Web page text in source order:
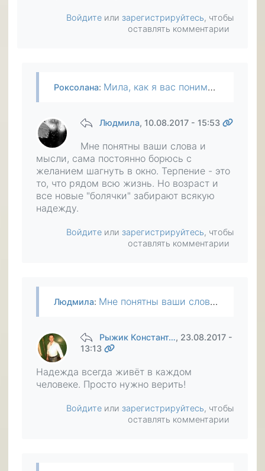
Войдите или зарегистрируйтесь, чтобы
оставлять комментарии
Роксолана: Мила, как я вас понимаю, я сама уже долгие годы играю роль зверька загнаного в угол. Если бы была лишина жизнелюбия, давно бы совсем покончила а так для того что бы выжить приходится поддаваться…
Людмила, 10.08.2017 - 15:53
Мне понятны ваши слова и
мысли, сама постоянно борюсь с
желанием шагнуть в окно. Терпение - это
то, что рядом всю жизнь. Но возраст и
все новые "болячки" забирают всякую
надежду.
Войдите или зарегистрируйтесь, чтобы
оставлять комментарии
Людмила: Мне понятны ваши слова и мысли, сама постоянно борюсь с желанием шагнуть в окно. Терпение - это то, что рядом всю жизнь. Но возраст и все новые "болячки" забирают всякую надежду.
Рыжик Констант…, 23.08.2017 -
13:13
Надежда всегда живёт в каждом
человеке. Просто нужно верить!
Войдите или зарегистрируйтесь, чтобы
оставлять комментарии